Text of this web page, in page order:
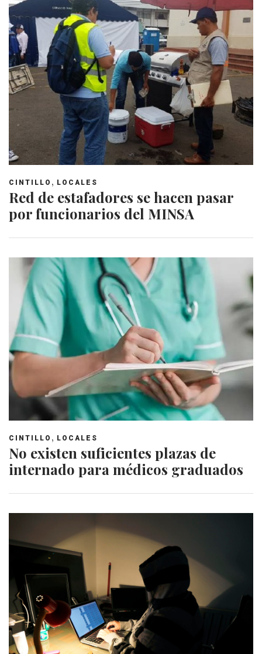
CINTILLO , LOCALES
Red de estafadores se hacen pasar
por funcionarios del MINSA
CINTILLO , LOCALES
No existen suficientes plazas de
internado para médicos graduados